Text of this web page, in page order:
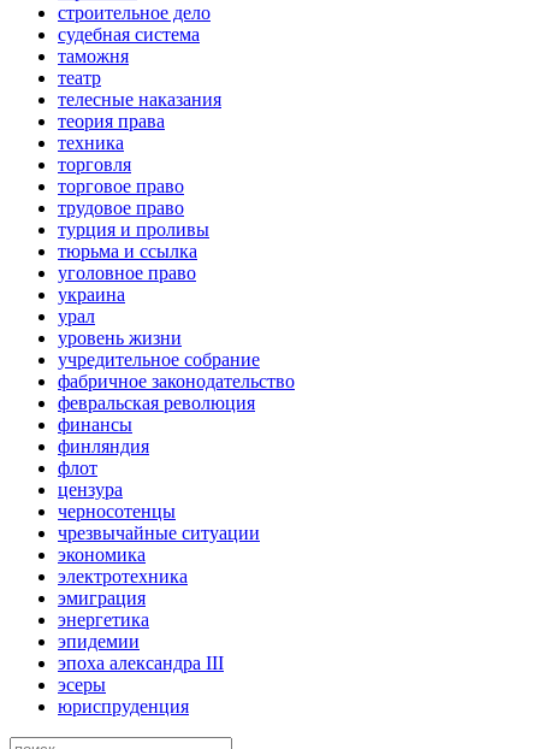
строительное дело
судебная система
таможня
театр
телесные наказания
теория права
техника
торговля
торговое право
трудовое право
турция и проливы
тюрьма и ссылка
уголовное право
украина
урал
уровень жизни
учредительное собрание
фабричное законодательство
февральская революция
финансы
финляндия
флот
цензура
черносотенцы
чрезвычайные ситуации
экономика
электротехника
эмиграция
энергетика
эпидемии
эпоха александра III
эсеры
юриспруденция